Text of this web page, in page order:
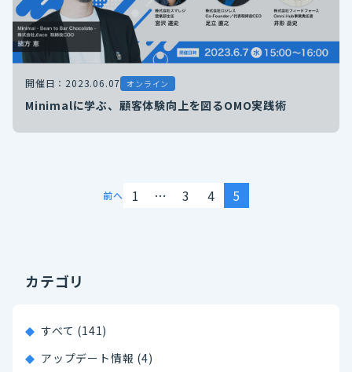
開催日：2023.06.07 オンライン
Minimalに学ぶ、顧客体験向上を図るOMO実践術
前へ 1 … 3 4 5
カテゴリ
すべて (141)
アップデート情報 (4)